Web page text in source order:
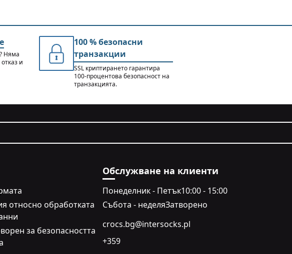
Няма
и
100 % безопасни
транзакции
SSL криптирането гарантира
100-процентова безопасност на
транзакцията.
относно обработката
за безопасността
Обслужване на клиенти
Понеделник - Петък10:00 - 15:00
Събота - неделяЗатворено
crocs.bg@intersocks.pl
+359